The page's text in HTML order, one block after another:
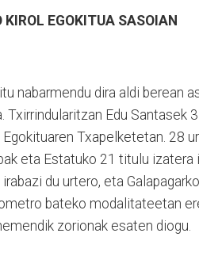
KIROL EGOKITUA SASOIAN
nabarmendu dira aldi berean
Txirrindularitzan Edu
Txapelketetan. 28
eta Estatuko 21 titulu izatera
irabazi du urtero, eta
bateko modalitateetan
zorionak esaten diogu.